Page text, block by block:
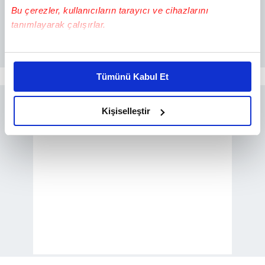
Bu çerezler, kullanıcıların tarayıcı ve cihazlarını
tanımlayarak çalışırlar.
Bu çerezlere izin vermeniz halinde sizlere özel
daha iyi reklam deneyimi yaşatabiliriz. Bunu yaparken
amacımızın size daha iyi bir reklam deneyimi sunmak
olduğunu ve sizlere en iyi içerikleri sunabilmek adına
elimizden gelen çabayı gösterdiğimizi ve bu noktada,
reklamların maliyetlerimizi karşılamak noktasında tek gelir
Tümünü Kabul Et
Kişiselleştir